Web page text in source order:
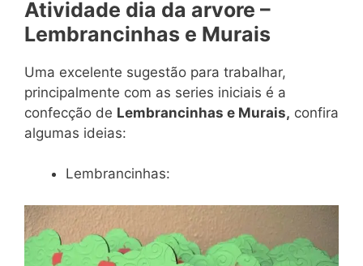
Atividade dia da arvore –
Lembrancinhas e Murais
Uma excelente sugestão para trabalhar,
principalmente com as series iniciais é a
confecção de Lembrancinhas e Murais, confira
algumas ideias:
Lembrancinhas: